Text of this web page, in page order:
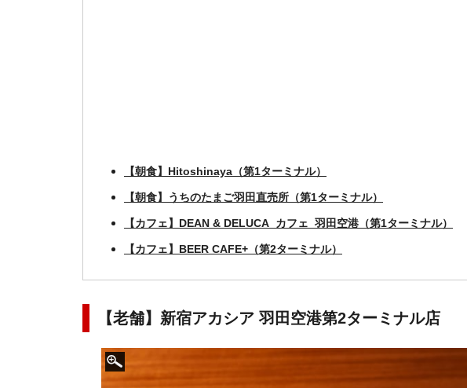
【朝食】Hitoshinaya（第1ターミナル）
【朝食】うちのたまご羽田直売所（第1ターミナル）
【カフェ】DEAN & DELUCA カフェ 羽田空港（第1ターミナル）
【カフェ】BEER CAFE+（第2ターミナル）
【老舗】新宿アカシア 羽田空港第2ターミナル店